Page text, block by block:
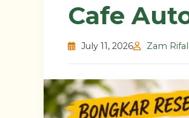
Cafe
July 11, 2026 Zam